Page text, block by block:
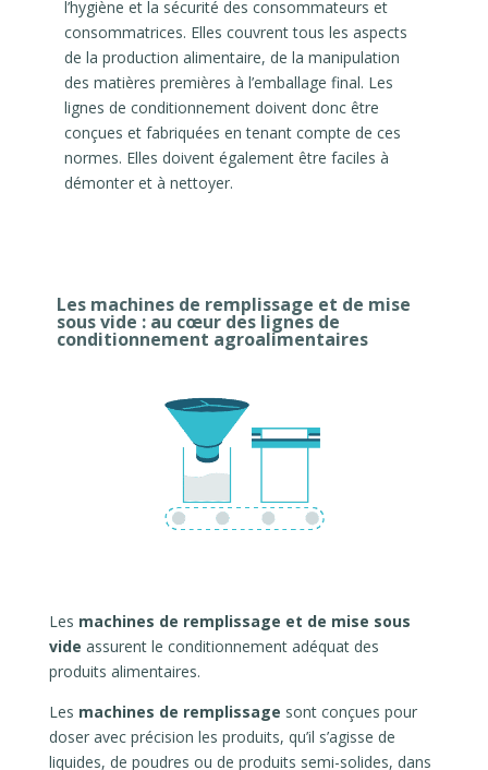
l’hygiène et la sécurité des consommateurs et
consommatrices. Elles couvrent tous les aspects
de la production alimentaire, de la manipulation
des matières premières à l’emballage final. Les
lignes de conditionnement doivent donc être
conçues et fabriquées en tenant compte de ces
normes. Elles doivent également être faciles à
démonter et à nettoyer.
Les machines de remplissage et de mise
sous vide : au cœur des lignes de
conditionnement agroalimentaires
Les machines de remplissage et de mise sous
vide assurent le conditionnement adéquat des
produits alimentaires.
Les machines de remplissage sont conçues pour
doser avec précision les produits, qu’il s’agisse de
liquides, de poudres ou de produits semi-solides, dans